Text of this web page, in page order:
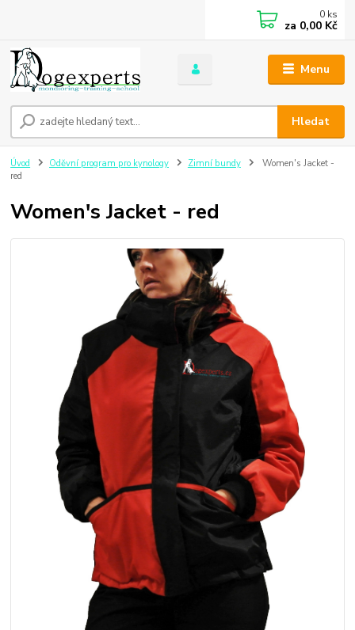
Menu
Hledat
0 ks
za 0,00 Kč
Úvod Oděvní program pro kynology Zimní bundy
Women's Jacket -
red
Women's Jacket - red